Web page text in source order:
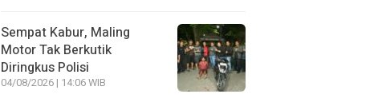
Sempat Kabur, Maling
Motor Tak Berkutik
Diringkus Polisi
04/08/2026 | 14:06 WIB